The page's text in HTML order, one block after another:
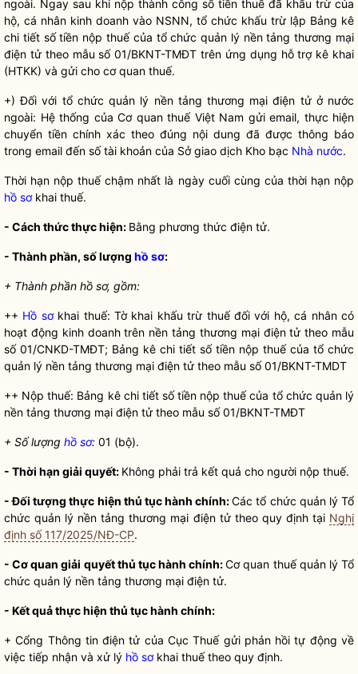
ngoài. Ngay sau khi nộp thành công số tiền thuế đã khấu trừ của
hộ, cá nhân kinh doanh vào NSNN, tổ chức khấu trừ lập Bảng kê
chi tiết số tiền nộp thuế của tổ chức quản lý nền tảng thương mại
điện tử theo mẫu số 01/BKNT-TMĐT trên ứng dụng hỗ trợ kê khai
(HTKK) và gửi cho cơ quan thuế.
+) Đối với tổ chức quản lý nền tảng thương mại điện tử ở nước
ngoài: Hệ thống của Cơ quan thuế Việt Nam gửi email, thực hiện
chuyển tiền chính xác theo đúng nội dung đã được thông báo
trong email đến số tài khoản của Sở giao dịch Kho bạc Nhà nước.
Thời hạn nộp thuế chậm nhất là ngày cuối cùng của thời hạn nộp
hồ sơkhai thuế.
- Cách thức thực hiện: Bằng phương thức điện tử.
- Thành phần, số lượng hồ sơ:
+ Thành phần hồ sơ, gồm:
++ Hồ sơkhai thuế: Tờ khai khấu trừ thuế đối với hộ, cá nhân có
hoạt động kinh doanh trên nền tảng thương mại điện tử theo mẫu
số 01/CNKD-TMĐT; Bảng kê chi tiết số tiền nộp thuế của tổ chức
quản lý nền tảng thương mại điện tử theo mẫu số 01/BKNT-TMDT
++ Nộp thuế: Bảng kê chi tiết số tiền nộp thuế của tổ chức quản lý
nền tảng thương mại điện tử theo mẫu số 01/BKNT-TMĐT
+ Số lượng hồ sơ: 01 (bộ).
- Thời hạn giải quyết: Không phải trả kết quả cho người nộp thuế.
- Đối tượng thực hiện thủ tục hành chính:Cáctổ chức quản lýTổ
chức quản lý nền tảng thương mại điện tử theo quy định tại Nghị
định số 117/2025/NĐ-CP.
- Cơ quan giải quyếtthủ tục hành chính:Cơ quan thuế quản lýTổ
chức quản lý nền tảng thương mại điện tử.
- Kết quả thực hiện thủ tục hành chính:
+ Cổng Thông tin điện tử của Cục Thuế gửi phản hồi tự động về
việc tiếp nhận và xử lý hồ sơkhai thuế theo quy định.